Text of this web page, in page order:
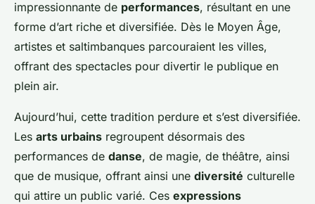
impressionnante de performances, résultant en une
forme d’art riche et diversifiée. Dès le Moyen Âge,
artistes et saltimbanques parcouraient les villes,
offrant des spectacles pour divertir le publique en
plein air.
Aujourd’hui, cette tradition perdure et s’est diversifiée.
Les arts urbains regroupent désormais des
performances de danse, de magie, de théâtre, ainsi
que de musique, offrant ainsi une diversité culturelle
qui attire un public varié. Ces expressions